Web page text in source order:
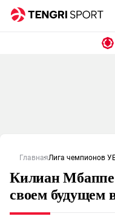
ГлавнаяЛига чемпионов
Килиан Мбаппе
своем